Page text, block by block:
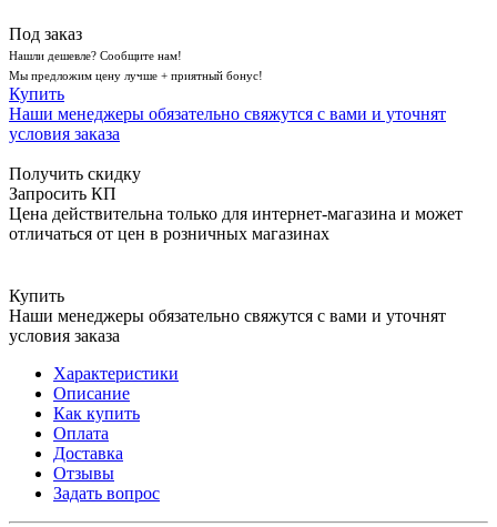
Под заказ
Нашли дешевле? Сообщите нам!
Мы предложим цену лучше + приятный бонус!
Купить
Наши менеджеры обязательно свяжутся с вами и уточнят
условия заказа
Получить скидку
Запросить КП
Цена действительна только для интернет-магазина и может
отличаться от цен в розничных магазинах
Купить
Наши менеджеры обязательно свяжутся с вами и уточнят
условия заказа
Характеристики
Описание
Как купить
Оплата
Доставка
Отзывы
Задать вопрос